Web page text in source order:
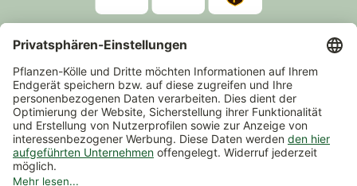
Zahlarten
*Alle Preise inkl. gesetzlicher Mehrwertsteuer zzgl.Versand
Mindestbestellwert 14,90 €, ausgenommen sind Gutscheine und
Events.